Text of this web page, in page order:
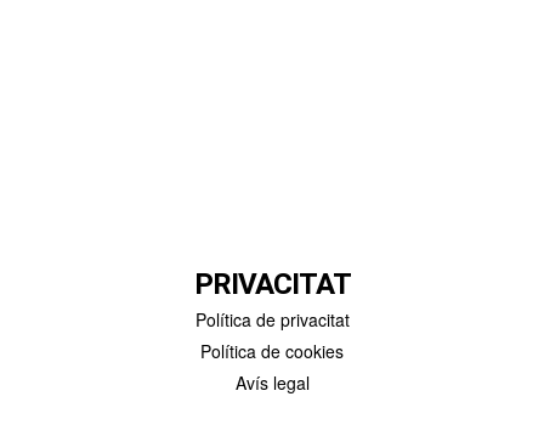
PRIVACITAT
Política de privacitat
Política de cookies
Avís legal